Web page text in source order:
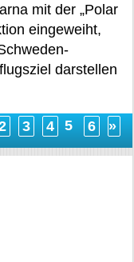
mit der „Polar
eingeweiht,
darstellen
3 4 5 6 »